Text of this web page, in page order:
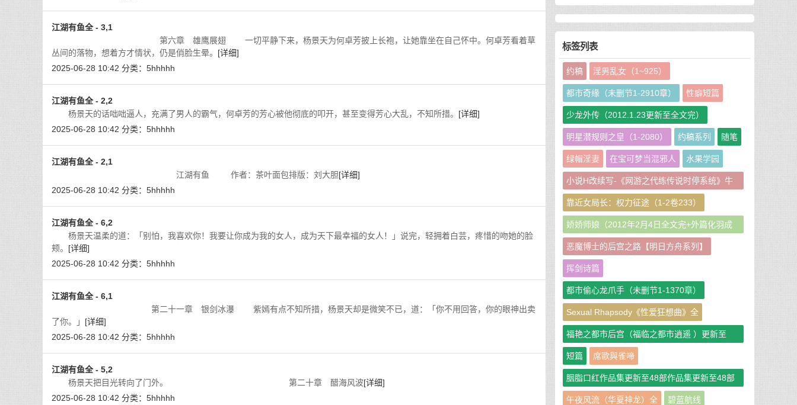
江湖有鱼全 - 3,1
第六章 雄鹰展翅 一切平静下来，杨景天为何卓芳披上长袍，让她靠坐在自己怀中。何卓芳看着草
丛间的落物，想着方才情状，仍是俏脸生晕。 [详细]
2025-06-28 10:42 分类： 5hhhhh
江湖有鱼全 - 2,2
杨景天的话咄咄逼人，充满了男人的霸气，何卓芳的芳心被他彻底的叩开，甚至变得芳心大乱，不知所措。 [详细]
2025-06-28 10:42 分类： 5hhhhh
江湖有鱼全 - 2,1
江湖有鱼 作者：茶叶面包排版：刘大胆[详细]
2025-06-28 10:42 分类： 5hhhhh
江湖有鱼全 - 6,2
杨景天温柔的道：「别怕，我喜欢你！我要让你成为我的女人，成为天下最幸福的女人！」说完，轻拥着白芸，疼惜的吻她的脸
颊。 [详细]
2025-06-28 10:42 分类： 5hhhhh
江湖有鱼全 - 6,1
第二十一章 银剑冰瀑 紫嫣有点不知所措，杨景天却是微笑不已，道：「你不用回答，你的眼神出卖
了你。」 [详细]
2025-06-28 10:42 分类： 5hhhhh
江湖有鱼全 - 5,2
杨景天把目光转向了门外。 第二十章 醋海风波[详细]
2025-06-28 10:42 分类： 5hhhhh
标签列表
约稿 淫男乱女（1~925）
都市奇缘（未删节1-2910章） 性癖短篇
少龙外传（2012.1.23更新至全文完）
明星潜规则之皇（1-2080） 约稿系列 随笔
绿帽淫妻 在宝可梦当混邪人 水果学园
小说H改续写-《网游之代练传说时停系统》牛
牛娘二改GHS版
靠近女局长：权力征途（1-2卷233）
娇娇师娘（2012年2月4日全文完+外篇化羽成
仙篇240章）
恶魔博士的后宫之路【明日方舟系列】
挥剑诗篇
都市偷心龙爪手（未删节1-1370章）
Sexual Rhapsody《性爱狂想曲》全
福艳之都市后宫（福临之都市逍遥 ）更新至
951章
短篇 席歐與雀啼
胭脂口红作品集更新至48部作品集更新至48部
作者：胭脂口红
午夜风流（华夏神龙）全 碧蓝航线